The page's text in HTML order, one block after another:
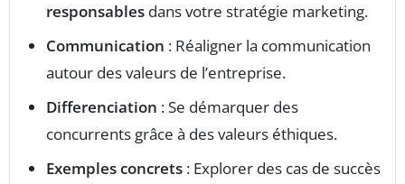
responsables dans votre stratégie marketing.
Communication : Réaligner la communication
autour des valeurs de l’entreprise.
Differenciation : Se démarquer des
concurrents grâce à des valeurs éthiques.
Exemples concrets : Explorer des cas de succès